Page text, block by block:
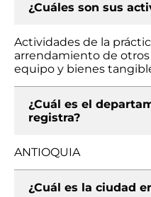
¿Cuáles son sus
Actividades de la
arrendamiento de
equipo y bienes
¿Cuál es el
registra?
ANTIOQUIA
¿Cuál es la ciudad